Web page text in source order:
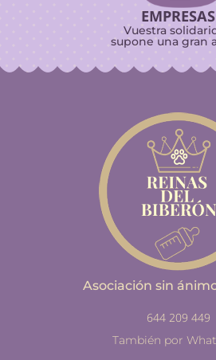
EMPRESAS
Vuestra
supone una gran
Asociación sin
644 209 449
También por